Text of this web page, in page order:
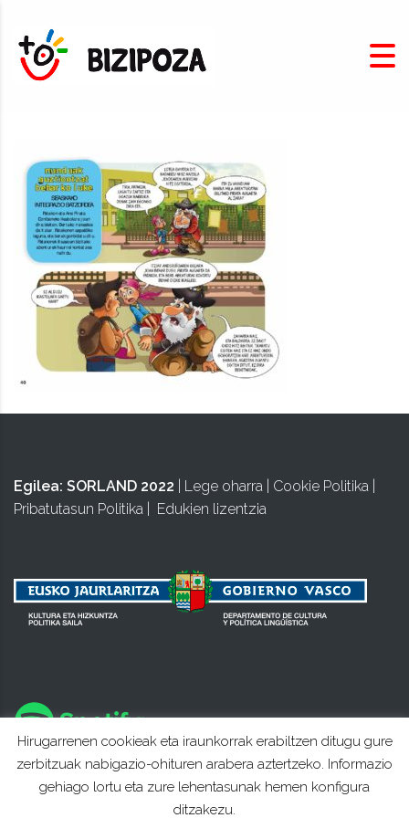
Egilea: SORLAND 2022 Lege oharra Cookie Politika
Pribatutasun Politika
Edukien lizentzia
Hirugarrenen cookieak eta iraunkorrak erabiltzen ditugu gure
zerbitzuak nabigazio-ohituren arabera aztertzeko. Informazio
gehiago lortu eta zure lehentasunak hemen konfigura
ditzakezu.